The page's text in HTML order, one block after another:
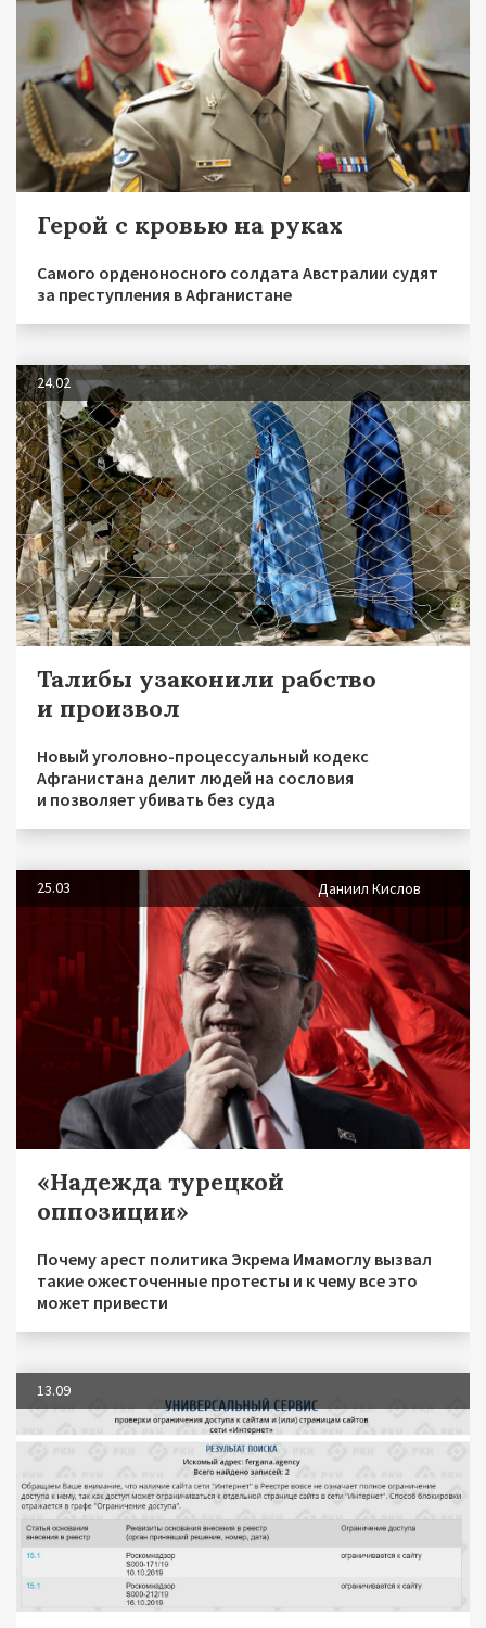
Герой с кровью на руках
Самого орденоносного солдата Австралии судят
за преступления в Афганистане
24.02
Талибы узаконили рабство
и произвол
Новый уголовно-процессуальный кодекс
Афганистана делит людей на сословия
и позволяет убивать без суда
25.03 Даниил Кислов
«Надежда турецкой
оппозиции»
Почему арест политика Экрема Имамоглу вызвал
такие ожесточенные протесты и к чему все это
может привести
13.09